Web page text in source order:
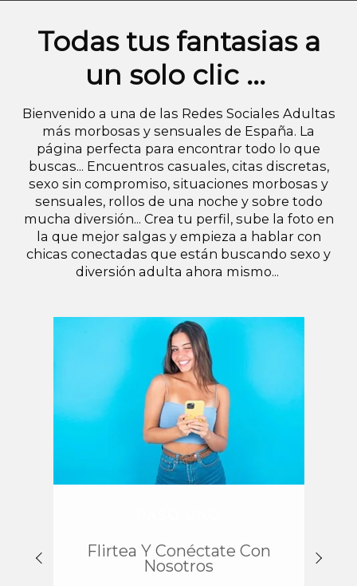
Todas tus fantasias a
un solo clic ...
Bienvenido a una de las Redes Sociales Adultas
más morbosas y sensuales de España. La
página perfecta para encontrar todo lo que
buscas... Encuentros casuales, citas discretas,
sexo sin compromiso, situaciones morbosas y
sensuales, rollos de una noche y sobre todo
mucha diversión... Crea tu perfil, sube la foto en
la que mejor salgas y empieza a hablar con
chicas conectadas que están buscando sexo y
diversión adulta ahora mismo...
Flirtea Y Conéctate Con
Nosotros